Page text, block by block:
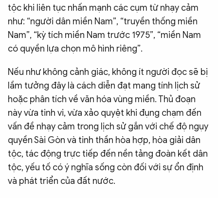
tộc khi liên tục nhấn mạnh các cụm từ nhạy cảm
như: “người dân miền Nam”, “truyền thống miền
Nam”, “kỳ tích miền Nam trước 1975”, “miền Nam
có quyền lựa chọn mô hình riêng”.
Nếu như không cảnh giác, không ít người đọc sẽ bị
lầm tưởng đây là cách diễn đạt mang tính lịch sử
hoặc phân tích về văn hóa vùng miền. Thủ đoạn
này vừa tinh vi, vừa xảo quyệt khi đụng chạm đến
vấn đề nhạy cảm trong lịch sử gắn với chế độ ngụy
quyền Sài Gòn và tinh thần hòa hợp, hòa giải dân
tộc, tác động trực tiếp đến nền tảng đoàn kết dân
tộc, yếu tố có ý nghĩa sống còn đối với sự ổn định
và phát triển của đất nước.